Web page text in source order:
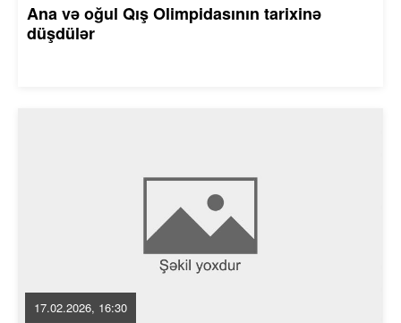
Ana və oğul Qış Olimpidasının tarixinə
düşdülər
17.02.2026, 16:30